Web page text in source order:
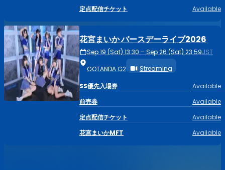
定点配信チケット
Available
花宮まいか バースデーライブ2026
Sep 19 (Sat) 13:30 – Sep 26 (Sat) 23:59JST
GOTANDA G2
Streaming
SS優先入場券
Available
前売券
Available
定点配信チケット
Available
花宮まいかMFT
Available